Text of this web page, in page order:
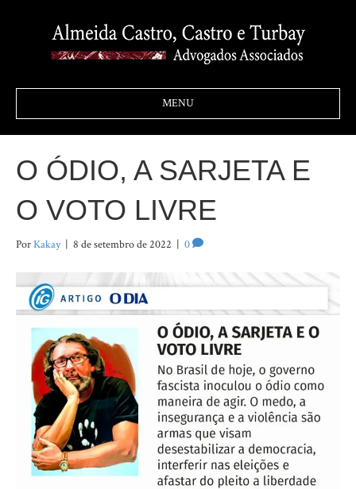
MENU
O ÓDIO, A SARJETA E
O VOTO LIVRE
PorKakay | 8 de setembro de 2022 | 0